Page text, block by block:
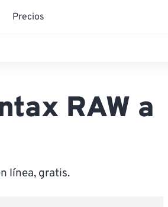
Precios
RAW a
línea, gratis.